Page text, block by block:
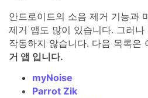
안드로이드의 소음 제거 기능과
제거 앱도 많이 있습니다. 그러
작동하지 않습니다. 다음 목록은
거 앱 입니다.
myNoise
Parrot Zik